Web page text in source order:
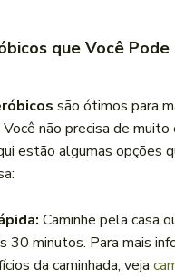
que Você Pode
são ótimos para
não precisa de muito
estão algumas opções
Caminhe pela casa
30 minutos. Para mais
da caminhada, veja